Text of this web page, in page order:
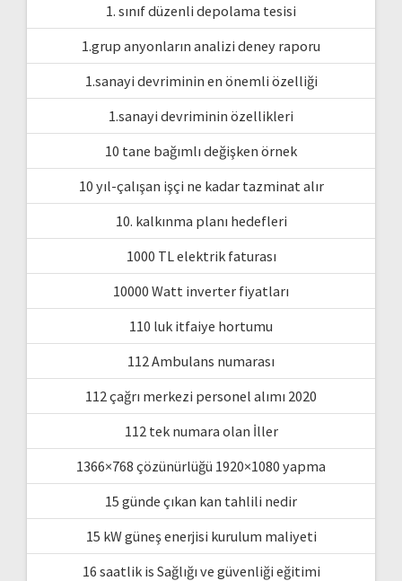
1. sınıf düzenli depolama tesisi
1.grup anyonların analizi deney raporu
1.sanayi devriminin en önemli özelliği
1.sanayi devriminin özellikleri
10 tane bağımlı değişken örnek
10 yıl-çalışan işçi ne kadar tazminat alır
10. kalkınma planı hedefleri
1000 TL elektrik faturası
10000 Watt inverter fiyatları
110 luk itfaiye hortumu
112 Ambulans numarası
112 çağrı merkezi personel alımı 2020
112 tek numara olan İller
1366×768 çözünürlüğü 1920×1080 yapma
15 günde çıkan kan tahlili nedir
15 kW güneş enerjisi kurulum maliyeti
16 saatlik is Sağlığı ve güvenliği eğitimi